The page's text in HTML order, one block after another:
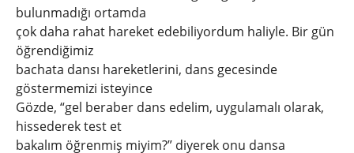
bulunmadığı ortamda
çok daha rahat hareket edebiliyordum haliyle. Bir gün
öğrendiğimiz
bachata dansı hareketlerini, dans gecesinde
göstermemizi isteyince
Gözde, “gel beraber dans edelim, uygulamalı olarak,
hissederek test et
bakalım öğrenmiş miyim?” diyerek onu dansa